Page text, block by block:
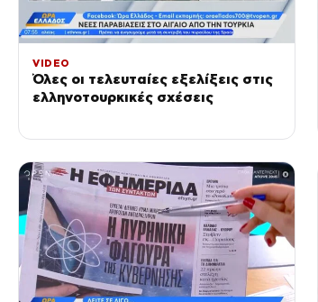
VIDEO
Όλες οι τελευταίες εξελίξεις στις
ελληνοτουρκικές σχέσεις